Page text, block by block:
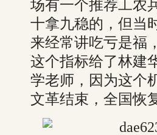
场有一个推荐工农
十拿九稳的，但当
来经常讲吃亏是福
这个指标给了林建
学老师，因为这个
文革结束，全国恢